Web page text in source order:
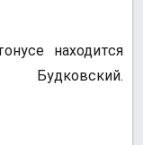
находится